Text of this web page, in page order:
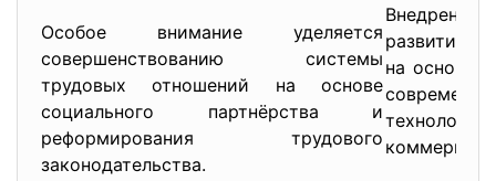
Особое внимание уделяется
совершенствованию системы
трудовых отношений на основе
социального партнёрства и
реформирования трудового
законодательства.
Внедрение
развития
на основе
коммерции.